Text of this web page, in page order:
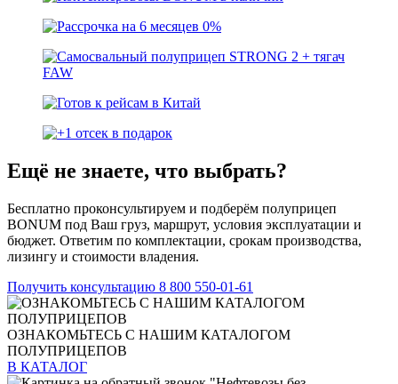
Ещё не знаете, что выбрать?
Бесплатно проконсультируем и подберём полуприцеп
BONUM под Ваш груз, маршрут, условия эксплуатации и
бюджет. Ответим по комплектации, срокам производства,
лизингу и стоимости владения.
Получить консультацию 8 800 550-01-61
ОЗНАКОМЬТЕСЬ С НАШИМ КАТАЛОГОМ
ПОЛУПРИЦЕПОВ
В КАТАЛОГ